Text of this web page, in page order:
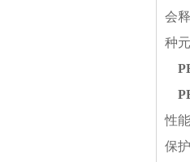
会
种
性
保